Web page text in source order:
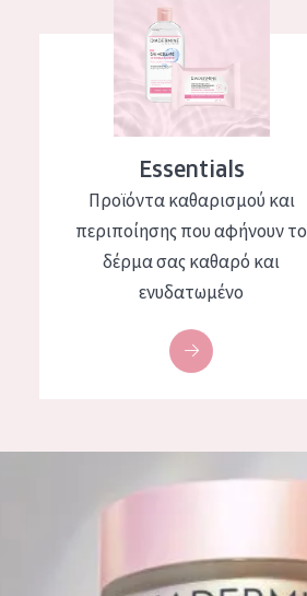
Essentials
Προϊόντα καθαρισμού και
περιποίησης που αφήνουν το
δέρμα σας καθαρό και
ενυδατωμένο